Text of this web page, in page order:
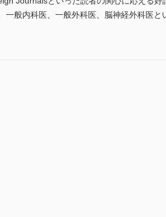
般内科医、一般外科医、脳神経外科医と